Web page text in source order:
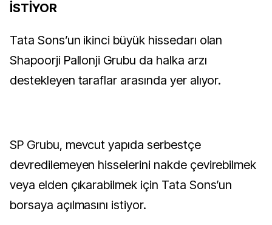
İSTİYOR
Tata Sons’un ikinci büyük hissedarı olan
Shapoorji Pallonji Grubu da halka arzı
destekleyen taraflar arasında yer alıyor.
SP Grubu, mevcut yapıda serbestçe
devredilemeyen hisselerini nakde çevirebilmek
veya elden çıkarabilmek için Tata Sons’un
borsaya açılmasını istiyor.